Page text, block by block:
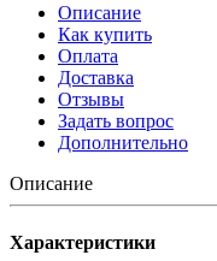
Описание
Как купить
Оплата
Доставка
Отзывы
Задать вопрос
Дополнительно
Описание
Характеристики